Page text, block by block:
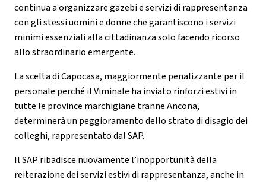
continua a organizzare gazebi e servizi di rappresentanza
con gli stessi uomini e donne che garantiscono i servizi
minimi essenziali alla cittadinanza solo facendo ricorso
allo straordinario emergente.
La scelta di Capocasa, maggiormente penalizzante per il
personale perché il Viminale ha inviato rinforzi estivi in
tutte le province marchigiane tranne Ancona,
determinerà un peggioramento dello strato di disagio dei
colleghi, rappresentato dal SAP.
Il SAP ribadisce nuovamente l’inopportunità della
reiterazione dei servizi estivi di rappresentanza, anche in